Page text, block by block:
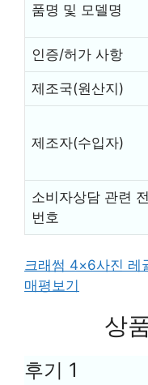
품명 및 모델명
인증/허가 사항
제조국(원산지)
제조자(수입자)
소비자상담 관련
번호
크래썸 4×6사진 레
매평보기
상
후기 1